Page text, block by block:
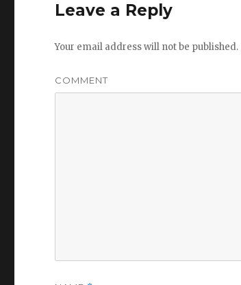
Leave a Reply
Your email address will not be published.
COMMENT